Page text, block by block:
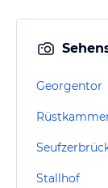
Georgentor
Stallhof